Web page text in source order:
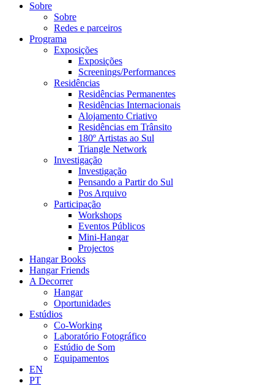
Sobre
Sobre
Redes e parceiros
Programa
Exposições
Exposições
Screenings/Performances
Residências
Residências Permanentes
Residências Internacionais
Alojamento Criativo
Residências em Trânsito
180º Artistas ao Sul
Triangle Network
Investigação
Investigação
Pensando a Partir do Sul
Pos Arquivo
Participação
Workshops
Eventos Públicos
Mini-Hangar
Projectos
Hangar Books
Hangar Friends
A Decorrer
Hangar
Oportunidades
Estúdios
Co-Working
Laboratório Fotográfico
Estúdio de Som
Equipamentos
EN
PT